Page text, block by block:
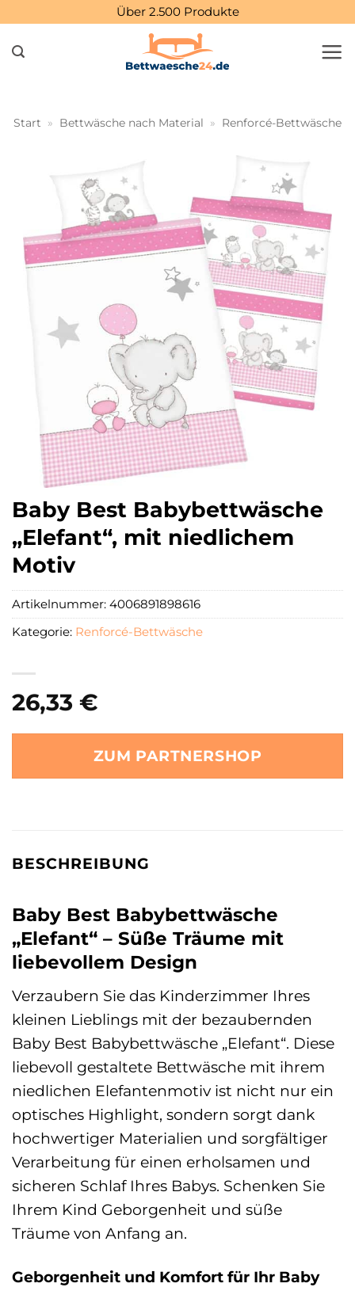
springen
Über 2.500 Produkte
Start » Bettwäsche nach Material » Renforcé-Bettwäsche
Baby Best Babybettwäsche
„Elefant“, mit niedlichem
Motiv
26,33 €
ZUM PARTNERSHOP
Artikelnummer: 4006891898616
Kategorie: Renforcé-Bettwäsche
BESCHREIBUNG
Baby Best Babybettwäsche
„Elefant“ – Süße Träume mit
liebevollem Design
Verzaubern Sie das Kinderzimmer Ihres
kleinen Lieblings mit der bezaubernden
Baby Best Babybettwäsche „Elefant“. Diese
liebevoll gestaltete Bettwäsche mit ihrem
niedlichen Elefantenmotiv ist nicht nur ein
optisches Highlight, sondern sorgt dank
hochwertiger Materialien und sorgfältiger
Verarbeitung für einen erholsamen und
sicheren Schlaf Ihres Babys. Schenken Sie
Ihrem Kind Geborgenheit und süße
Träume von Anfang an.
Geborgenheit und Komfort für Ihr Baby